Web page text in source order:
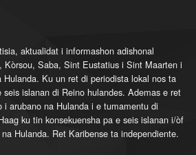
aktualidat i informashon adishonal
Kòrsou, Saba, Sint Eustatius i Sint Maarten i
Hulanda. Ku un ret di periodista lokal nos ta
seis islanan di Reino hulandes. Ademas e ret
arubano na Hulanda i e tumamentu di
ku tin konsekuensha pa e seis islanan i/òf
Hulanda. Ret Karibense ta independiente.